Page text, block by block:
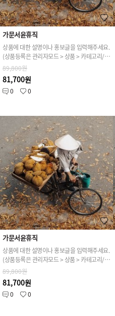
가문서윤휴직
상품에 대한 설명이나 홍보글을 입력해주세요.
(상품등록은 관리자모드 > 상품 > 카테고리/상품관리 > 상품등록 가능)
89,800원
81,700원
0 0
가문서윤휴직
상품에 대한 설명이나 홍보글을 입력해주세요.
(상품등록은 관리자모드 > 상품 > 카테고리/상품관리 > 상품등록 가능)
89,800원
81,700원
0 0